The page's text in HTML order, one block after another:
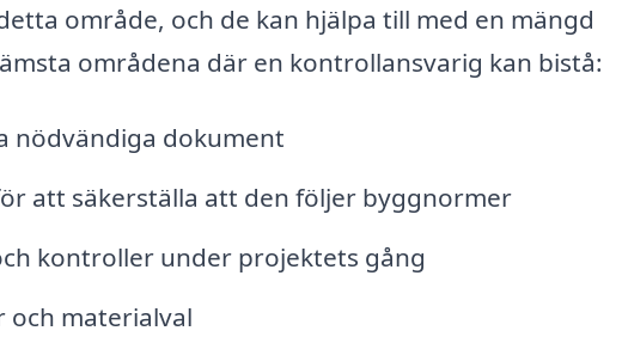
område, och de kan hjälpa till med en mängd
områdena där en kontrollansvarig kan bistå:
nödvändiga dokument
att säkerställa att den följer byggnormer
kontroller under projektets gång
och materialval